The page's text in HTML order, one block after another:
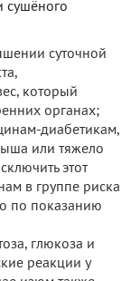
сушёного
суточной
который
органах;
диабетикам,
или тяжело
этот
в группе риска
по показанию
глюкоза и
реакции у